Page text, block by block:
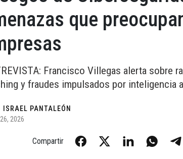
que
Francisco Villegas alerta sobre
y fraudes impulsados por inteligencia
ISRAEL PANTALEÓN
2026
Compartir